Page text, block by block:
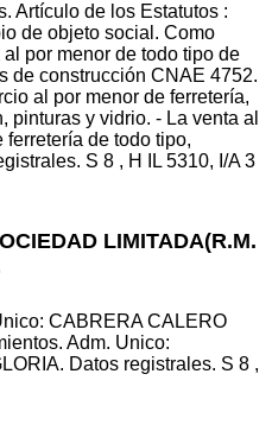
Artículo de los Estatutos :
de objeto social. Como
por menor de todo tipo de
de construcción CNAE 4752.
al por menor de ferretería,
pinturas y vidrio. - La venta al
ferretería de todo tipo,
S 8 , H IL 5310, I/A 3
LIMITADA(R.M.
CABRERA CALERO
Adm. Unico:
Datos registrales. S 8 ,